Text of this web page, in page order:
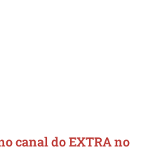
canal do EXTRA no